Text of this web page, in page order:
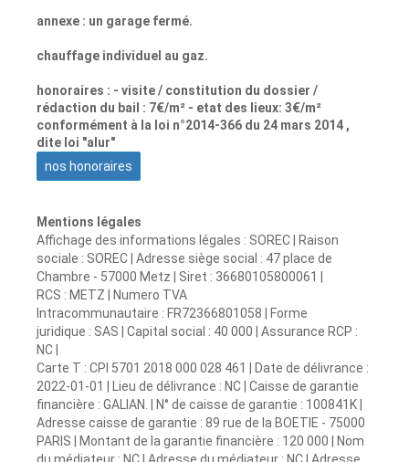
annexe : un garage fermé.
chauffage individuel au gaz.
honoraires : - visite / constitution du dossier /
rédaction du bail : 7€/m² - etat des lieux: 3€/m²
conformément à la loi n°2014-366 du 24 mars 2014 ,
dite loi "alur"
nos honoraires
Mentions légales
Affichage des informations légales : SOREC | Raison
sociale : SOREC | Adresse siège social : 47 place de
Chambre - 57000 Metz | Siret : 36680105800061 |
RCS : METZ | Numero TVA
Intracommunautaire : FR72366801058 | Forme
juridique : SAS | Capital social : 40 000 | Assurance RCP :
NC |
Carte T : CPI 5701 2018 000 028 461 | Date de délivrance :
2022-01-01 | Lieu de délivrance : NC | Caisse de garantie
financière : GALIAN. | N° de caisse de garantie : 100841K |
Adresse caisse de garantie : 89 rue de la BOETIE - 75000
PARIS | Montant de la garantie financière : 120 000 | Nom
du médiateur : NC | Adresse du médiateur : NC | Adresse